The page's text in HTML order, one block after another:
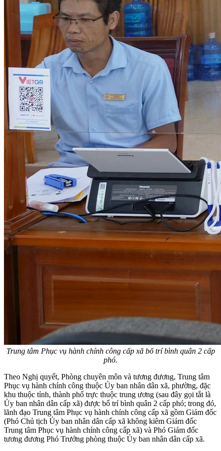
Trung tâm Phục vụ hành chính công cấp xã bố trí bình quân 2 cấp
phó.
Theo Nghị quyết, Phòng chuyên môn và tương đương, Trung tâm
Phục vụ hành chính công thuộc Ủy ban nhân dân xã, phường, đặc
khu thuộc tỉnh, thành phố trực thuộc trung ương (sau đây gọi tắt là
Ủy ban nhân dân cấp xã) được bố trí bình quân 2 cấp phó; trong đó,
lãnh đạo Trung tâm Phục vụ hành chính công cấp xã gồm Giám đốc
(Phó Chủ tịch Ủy ban nhân dân cấp xã không kiêm Giám đốc
Trung tâm Phục vụ hành chính công cấp xã) và Phó Giám đốc
tương đương Phó Trưởng phòng thuộc Ủy ban nhân dân cấp xã.